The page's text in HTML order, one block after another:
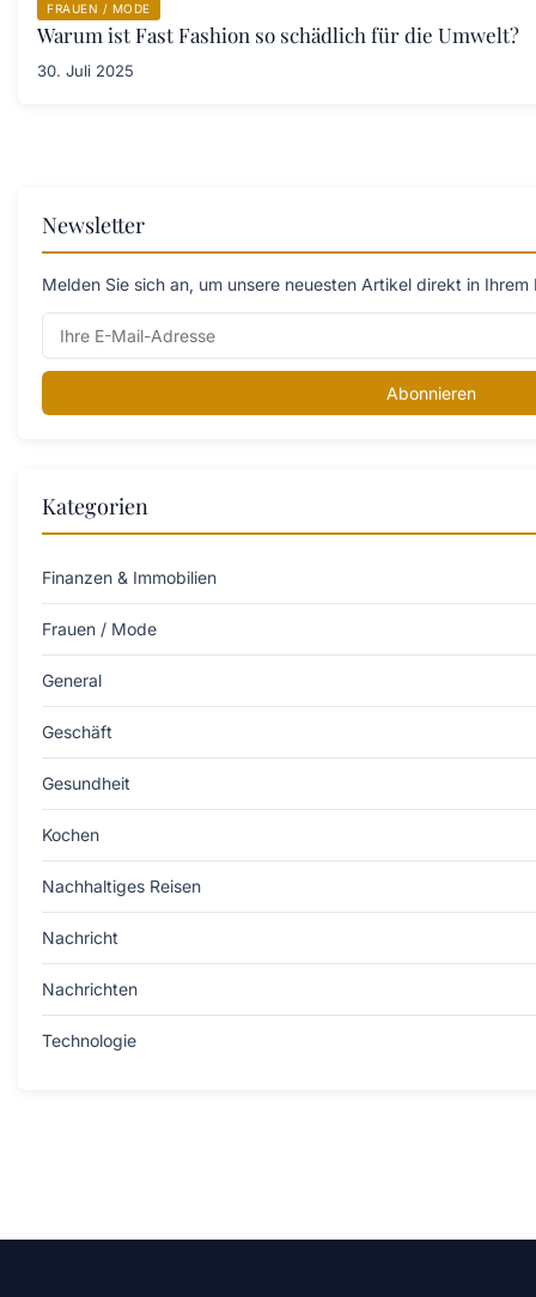
FRAUEN / MODE
Warum ist Fast Fashion so schädlich für die Umwelt?
30. Juli 2025
Newsletter
Melden Sie sich an, um unsere neuesten Artikel direkt in
Abonnieren
Kategorien
Finanzen & Immobilien
Frauen / Mode
General
Geschäft
Gesundheit
Kochen
Nachhaltiges Reisen
Nachricht
Nachrichten
Technologie